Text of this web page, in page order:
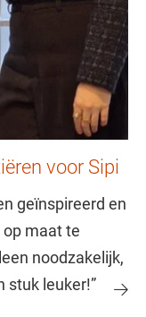
voor Sipi
geïnspireerd en
maat te
noodzakelijk,
stuk leuker!”